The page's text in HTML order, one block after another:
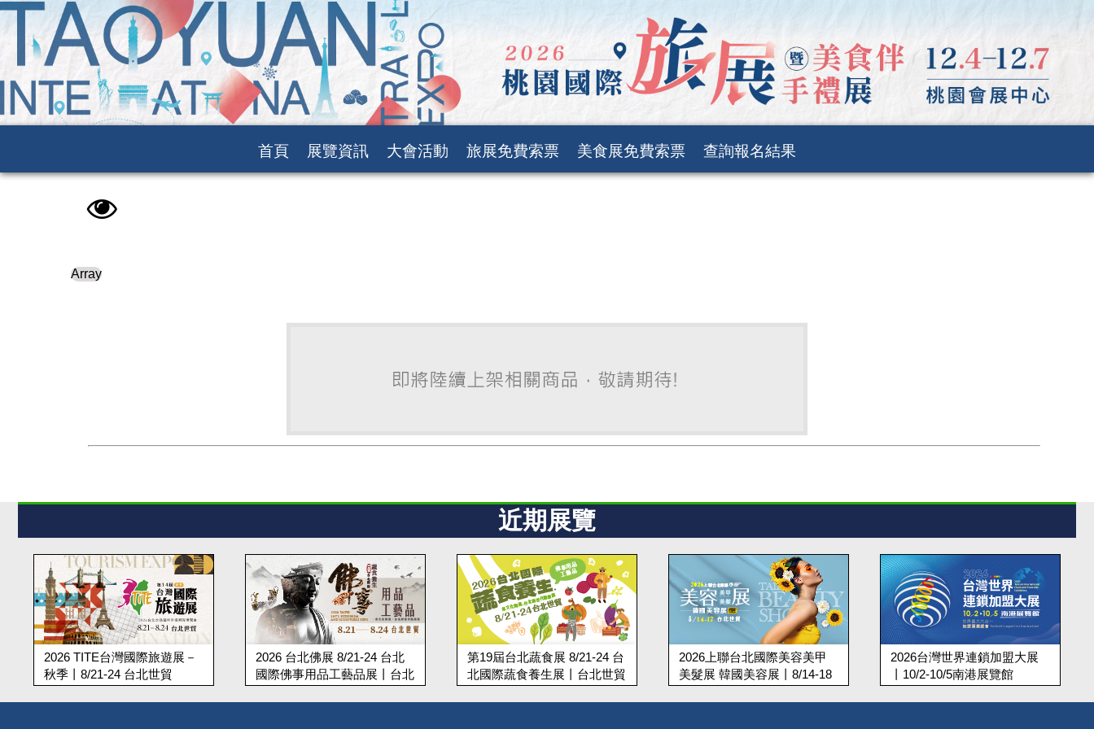
首頁 展覽資訊 大會活動 旅展免費索票 美食展免費索票 查詢報名結果
Array
近期展覽
2026 TITE台灣國際旅遊展－
秋季丨8/21-24 台北世貿
2026 台北佛展 8/21-24 台北
國際佛事用品工藝品展丨台北
第19屆台北蔬食展 8/21-24 台
北國際蔬食養生展丨台北世貿
2026上聯台北國際美容美甲
美髮展 韓國美容展丨8/14-18
2026台灣世界連鎖加盟大展
丨10/2-10/5南港展覽館